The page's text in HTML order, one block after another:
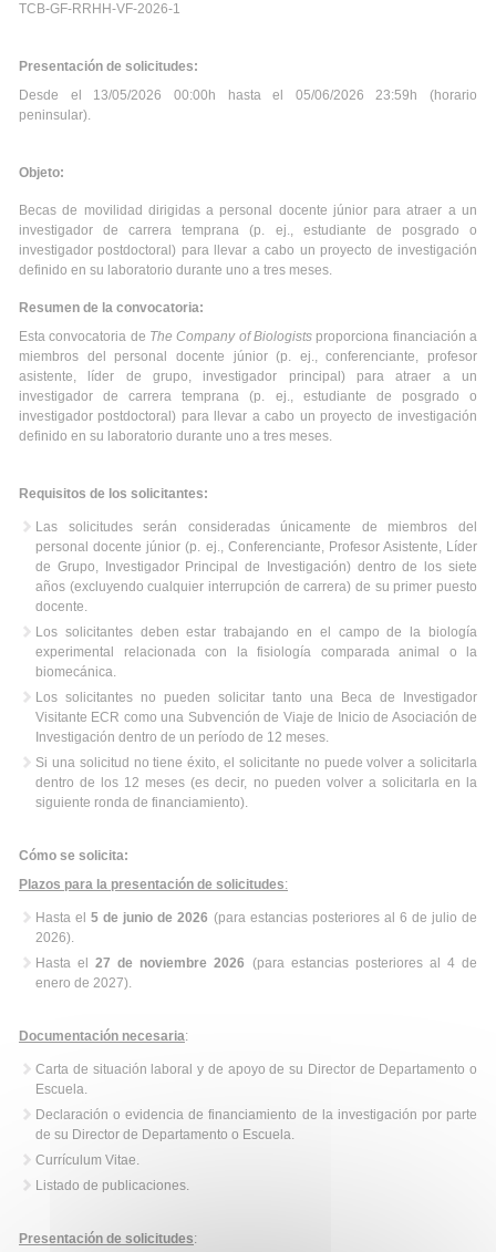
TCB-GF-RRHH-VF-2026-1
Presentación de solicitudes:
Desde el 13/05/2026 00:00h hasta el 05/06/2026 23:59h (horario
peninsular).
Objeto:
Becas de movilidad dirigidas a personal docente júnior para atraer a un
investigador de carrera temprana (p. ej., estudiante de posgrado o
investigador postdoctoral) para llevar a cabo un proyecto de investigación
definido en su laboratorio durante uno a tres meses.
Resumen de la convocatoria:
Esta convocatoria de The Company of Biologists proporciona financiación a
miembros del personal docente júnior (p. ej., conferenciante, profesor
asistente, líder de grupo, investigador principal) para atraer a un
investigador de carrera temprana (p. ej., estudiante de posgrado o
investigador postdoctoral) para llevar a cabo un proyecto de investigación
definido en su laboratorio durante uno a tres meses.
Requisitos de los solicitantes:
Las solicitudes serán consideradas únicamente de miembros del
personal docente júnior (p. ej., Conferenciante, Profesor Asistente, Líder
de Grupo, Investigador Principal de Investigación) dentro de los siete
años (excluyendo cualquier interrupción de carrera) de su primer puesto
docente.
Los solicitantes deben estar trabajando en el campo de la biología
experimental relacionada con la fisiología comparada animal o la
biomecánica.
Los solicitantes no pueden solicitar tanto una Beca de Investigador
Visitante ECR como una Subvención de Viaje de Inicio de Asociación de
Investigación dentro de un período de 12 meses.
Si una solicitud no tiene éxito, el solicitante no puede volver a solicitarla
dentro de los 12 meses (es decir, no pueden volver a solicitarla en la
siguiente ronda de financiamiento).
Cómo se solicita:
Plazos para la presentación de solicitudes:
Hasta el5 de junio de 2026 (para estancias posteriores al 6 de julio de
2026).
Hasta el27 de noviembre 2026 (para estancias posteriores al 4 de
enero de 2027).
Documentación necesaria:
Carta de situación laboral y de apoyo de su Director de Departamento o
Escuela.
Declaración o evidencia de financiamiento de la investigación por parte
de su Director de Departamento o Escuela.
Currículum Vitae.
Listado de publicaciones.
Presentación de solicitudes: